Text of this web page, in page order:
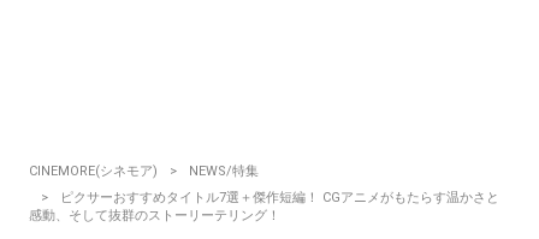
CINEMORE(シネモア)
NEWS/特集
ピクサーおすすめタイトル7選＋傑作短編！ CGアニメがもたらす温かさと
感動、そして抜群のストーリーテリング！